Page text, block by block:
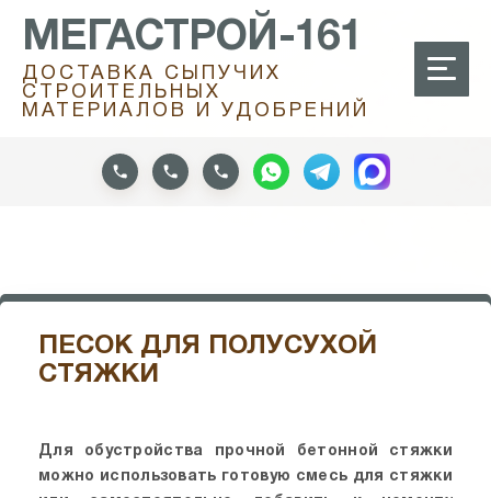
МЕГАСТРОЙ-161
ДОСТАВКА СЫПУЧИХ
СТРОИТЕЛЬНЫХ
МАТЕРИАЛОВ И УДОБРЕНИЙ
ПЕСОК ДЛЯ ПОЛУСУХОЙ
СТЯЖКИ
Для обустройства прочной бетонной стяжки
можно использовать готовую смесь для стяжки